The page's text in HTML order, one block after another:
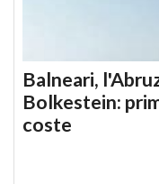
Balneari,
Bolkestein:
coste